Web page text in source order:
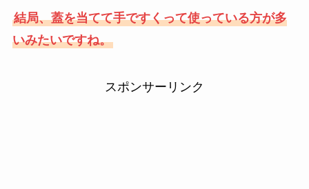
結局、蓋を当てて手ですくって使っている方が多
いみたいですね。
スポンサーリンク